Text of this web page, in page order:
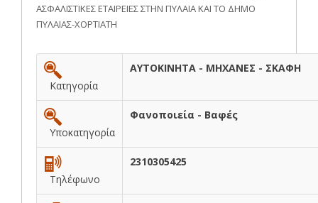
ΑΣΦΑΛΙΣΤΙΚΕΣ ΕΤΑΙΡΕΙΕΣ ΣΤΗΝ ΠΥΛΑΙΑ ΚΑΙ ΤΟ ΔΗΜΟ
ΠΥΛΑΙΑΣ-ΧΟΡΤΙΑΤΗ
Κατηγορία
ΑΥΤΟΚΙΝΗΤΑ - ΜΗΧΑΝΕΣ - ΣΚΑΦΗ
Υποκατηγορία
Φανοποιεία - Βαφές
Τηλέφωνο
2310305425